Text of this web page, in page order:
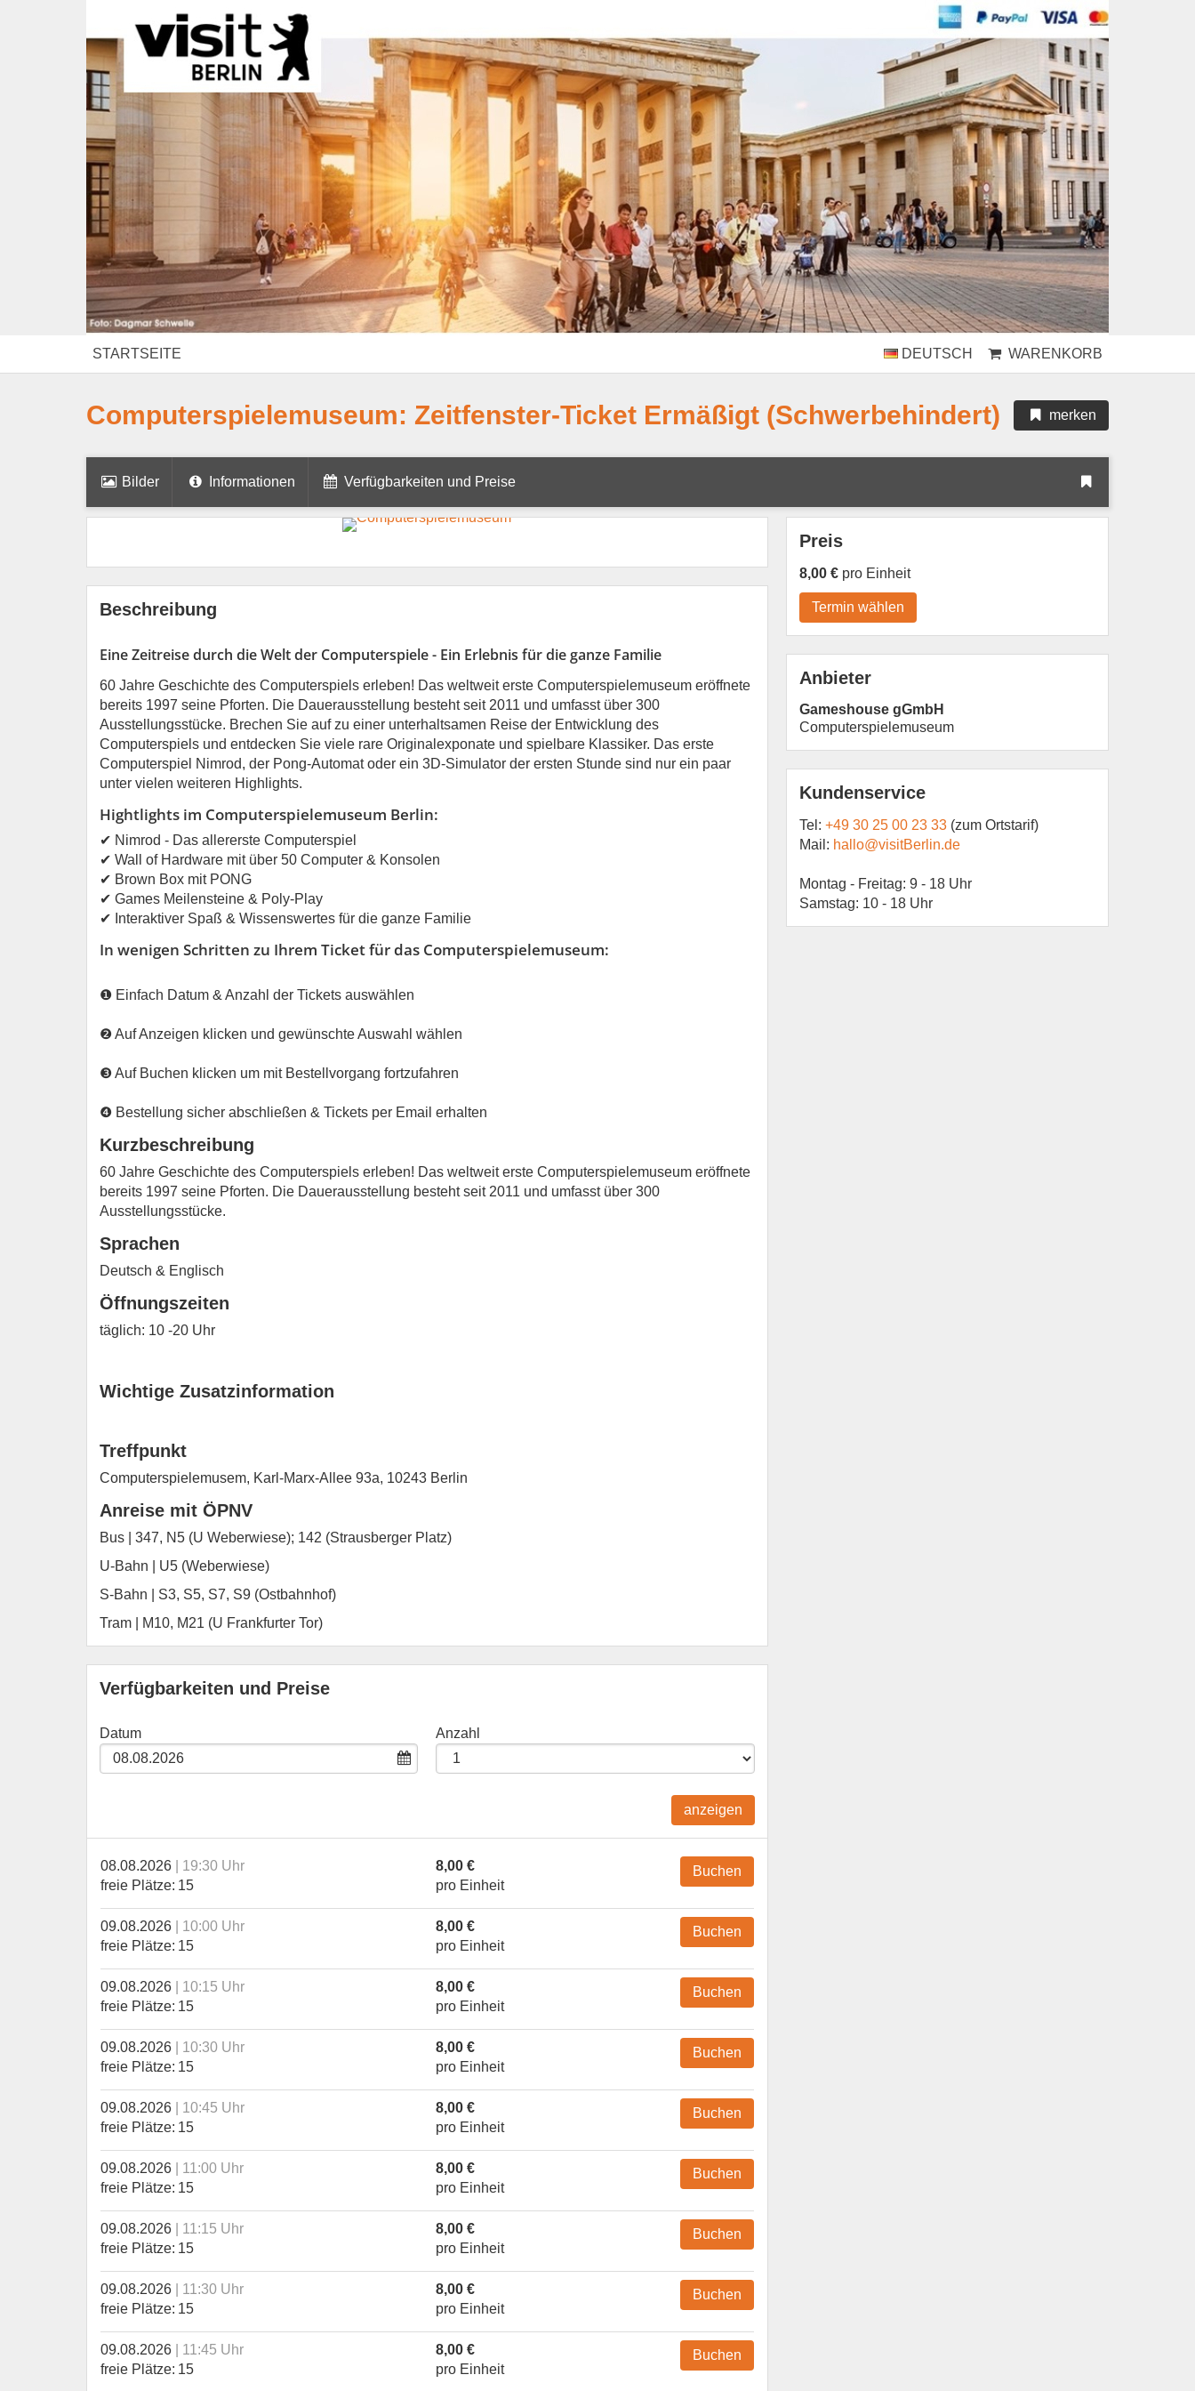
DEUTSCH WARENKORB
STARTSEITE
Computerspielemuseum: Zeitfenster-Ticket Ermäßigt (Schwerbehindert) merken
Bilder Informationen Verfügbarkeiten und Preise
Beschreibung
Eine Zeitreise durch die Welt der Computerspiele - Ein Erlebnis für die ganze Familie
60 Jahre Geschichte des Computerspiels erleben! Das weltweit erste Computerspielemuseum eröffnete
bereits 1997 seine Pforten. Die Dauerausstellung besteht seit 2011 und umfasst über 300
Ausstellungsstücke. Brechen Sie auf zu einer unterhaltsamen Reise der Entwicklung des
Computerspiels und entdecken Sie viele rare Originalexponate und spielbare Klassiker. Das erste
Computerspiel Nimrod, der Pong-Automat oder ein 3D-Simulator der ersten Stunde sind nur ein paar
unter vielen weiteren Highlights.
Hightlights im Computerspielemuseum Berlin:
✔ Nimrod - Das allererste Computerspiel
✔ Wall of Hardware mit über 50 Computer & Konsolen
✔ Brown Box mit PONG
✔ Games Meilensteine & Poly-Play
✔ Interaktiver Spaß & Wissenswertes für die ganze Familie
In wenigen Schritten zu Ihrem Ticket für das Computerspielemuseum:
❶ Einfach Datum & Anzahl der Tickets auswählen
❷ Auf Anzeigen klicken und gewünschte Auswahl wählen
❸ Auf Buchen klicken um mit Bestellvorgang fortzufahren
❹ Bestellung sicher abschließen & Tickets per Email erhalten
Kurzbeschreibung
60 Jahre Geschichte des Computerspiels erleben! Das weltweit erste Computerspielemuseum eröffnete
bereits 1997 seine Pforten. Die Dauerausstellung besteht seit 2011 und umfasst über 300
Ausstellungsstücke.
Sprachen
Deutsch & Englisch
Öffnungszeiten
täglich: 10 -20 Uhr
Wichtige Zusatzinformation
Treffpunkt
Computerspielemusem, Karl-Marx-Allee 93a, 10243 Berlin
Anreise mit ÖPNV
Bus | 347, N5 (U Weberwiese); 142 (Strausberger Platz)
U-Bahn | U5 (Weberwiese)
S-Bahn | S3, S5, S7, S9 (Ostbahnhof)
Tram | M10, M21 (U Frankfurter Tor)
Verfügbarkeiten und Preise
Datum Anzahl
anzeigen
08.08.2026
19:30 Uhr
freie Plätze 15
8,00 €
pro Einheit
Buchen
09.08.2026
10:00 Uhr
freie Plätze 15
8,00 €
pro Einheit
Buchen
09.08.2026
10:15 Uhr
freie Plätze 15
8,00 €
pro Einheit
Buchen
09.08.2026
10:30 Uhr
freie Plätze 15
8,00 €
pro Einheit
Buchen
09.08.2026
10:45 Uhr
freie Plätze 15
8,00 €
pro Einheit
Buchen
09.08.2026
11:00 Uhr
freie Plätze 15
8,00 €
pro Einheit
Buchen
09.08.2026
11:15 Uhr
freie Plätze 15
8,00 €
pro Einheit
Buchen
09.08.2026
11:30 Uhr
freie Plätze 15
8,00 €
pro Einheit
Buchen
09.08.2026
11:45 Uhr
freie Plätze 15
8,00 €
pro Einheit
Buchen
Preis
8,00 € pro Einheit
Termin wählen
Anbieter
Gameshouse gGmbH
Computerspielemuseum
Kundenservice
Tel: +49 30 25 00 23 33(zum Ortstarif)
Mail: hallo@visitBerlin.de
Montag - Freitag: 9 - 18 Uhr
Samstag: 10 - 18 Uhr